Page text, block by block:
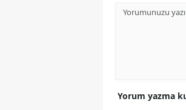
Yorum yazma